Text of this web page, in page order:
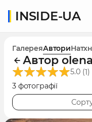
INSIDE-UA
ГалереяАвтори
Автор
5.0 (1)
3 фотографії